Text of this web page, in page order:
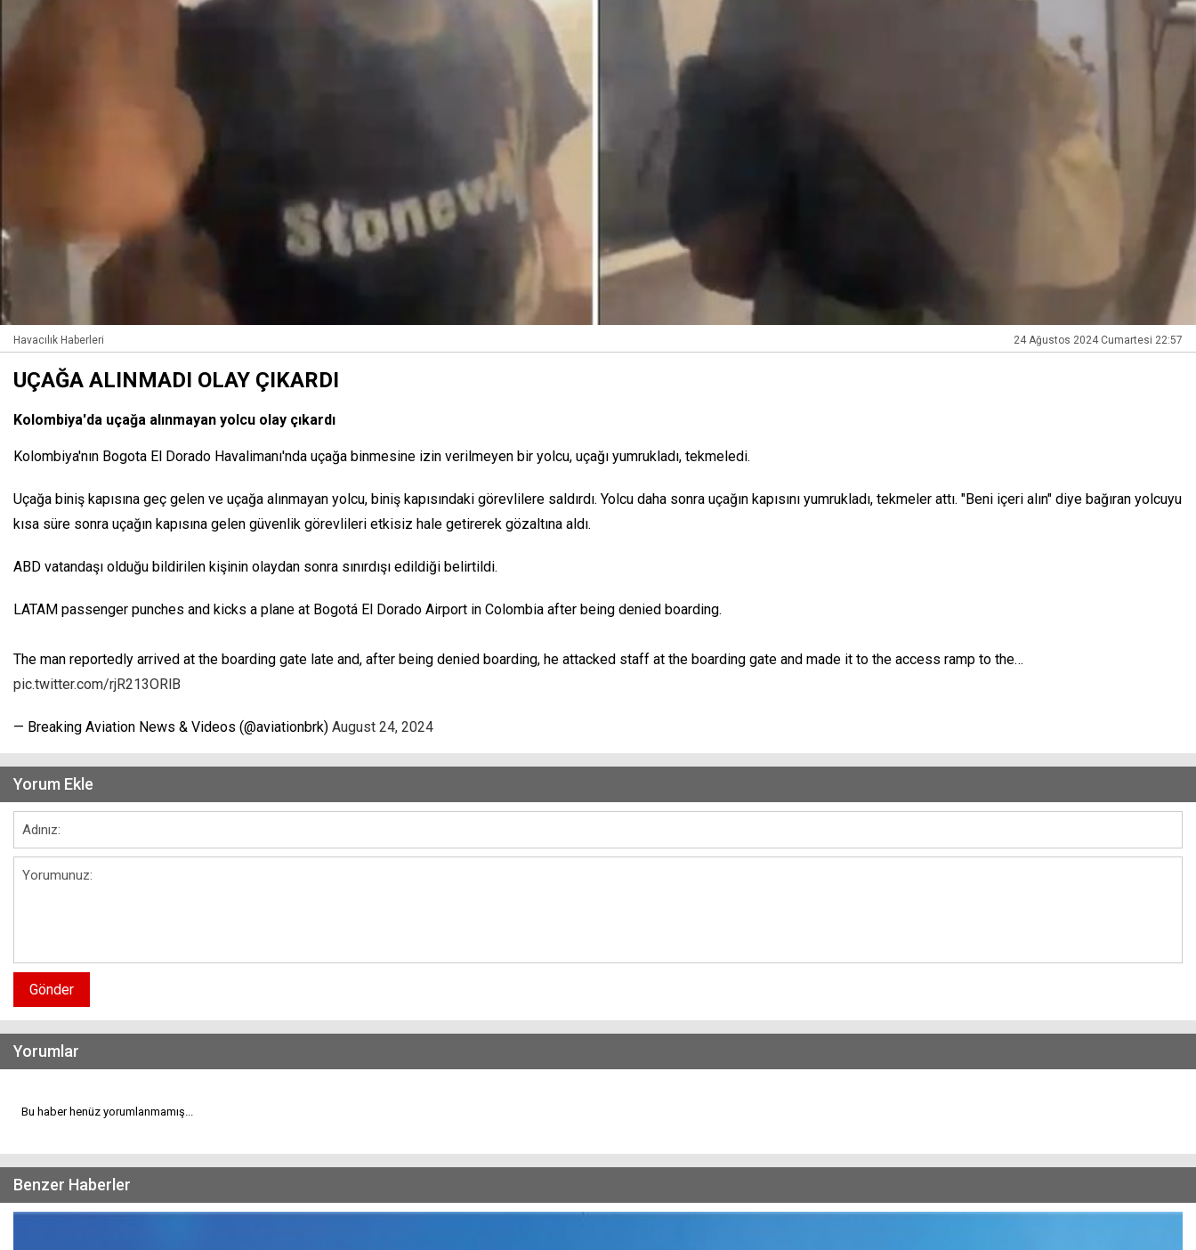
Havacılık Haberleri 24 Ağustos 2024 Cumartesi 22:57
UÇAĞA ALINMADI OLAY ÇIKARDI
Kolombiya'da uçağa alınmayan yolcu olay çıkardı
Kolombiya'nın Bogota El Dorado Havalimanı'nda uçağa binmesine izin verilmeyen bir yolcu, uçağı yumrukladı, tekmeledi.
Uçağa biniş kapısına geç gelen ve uçağa alınmayan yolcu, biniş kapısındaki görevlilere saldırdı. Yolcu daha sonra uçağın kapısını yumrukladı, tekmeler attı. "Beni içeri alın" diye bağıran yolcuyu
kısa süre sonra uçağın kapısına gelen güvenlik görevlileri etkisiz hale getirerek gözaltına aldı.
ABD vatandaşı olduğu bildirilen kişinin olaydan sonra sınırdışı edildiği belirtildi.
LATAM passenger punches and kicks a plane at Bogotá El Dorado Airport in Colombia after being denied boarding.
The man reportedly arrived at the boarding gate late and, after being denied boarding, he attacked staff at the boarding gate and made it to the access ramp to the…
pic.twitter.com/rjR213ORlB
— Breaking Aviation News & Videos (@aviationbrk) August 24, 2024
Yorum Ekle
Gönder
Yorumlar
Bu haber henüz yorumlanmamış...
Benzer Haberler